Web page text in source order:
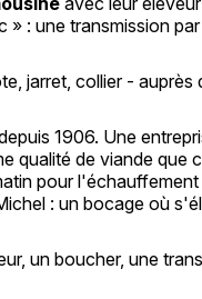
: une transmission par
jarret, collier - auprès
1906. Une
qualité de viande que
pour
: un bocage où
un boucher, une